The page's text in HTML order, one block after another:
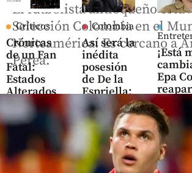
Críticos
Crónicas
de un Fan
Fatal:
Estados
Alterados
decide
volver a
escucharse
share
Colombia
Así será la
inédita
posesión
de De la
Espriella:
su primer
discurso
será
desde un
cantón
militar
¡Está
Epa
redes
parece
share
El futbolista antioqueño
Selección Colombia en el
Norteamérica. Es cercano a
Perea.